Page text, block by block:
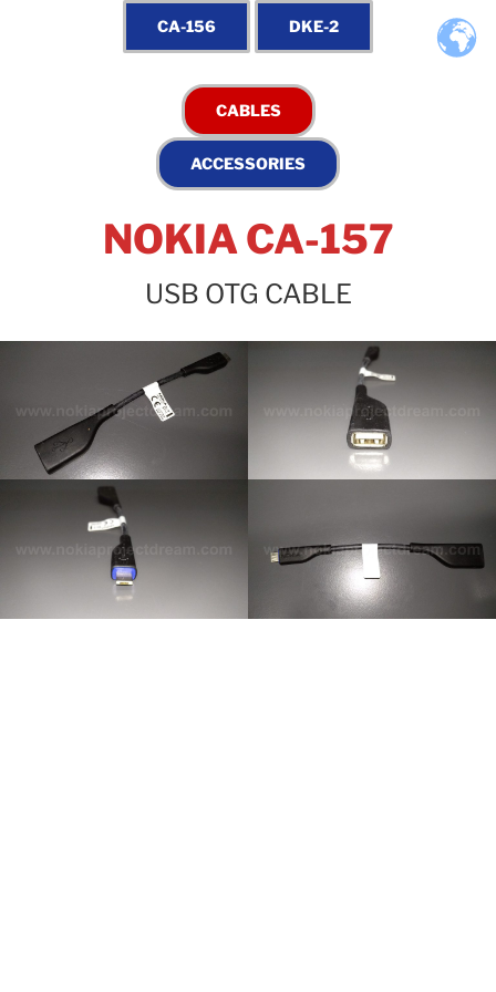
NOKIA CA-157
USB OTG CABLE